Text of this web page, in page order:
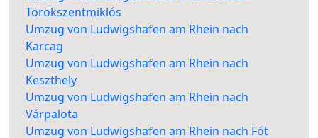
Törökszentmiklós
Umzug von Ludwigshafen am Rhein nach
Karcag
Umzug von Ludwigshafen am Rhein nach
Keszthely
Umzug von Ludwigshafen am Rhein nach
Várpalota
Umzug von Ludwigshafen am Rhein nach Fót